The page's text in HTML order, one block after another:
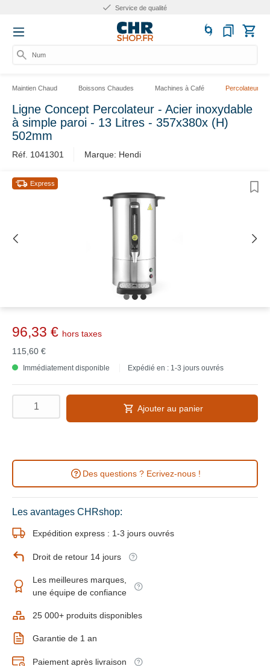
Service de qualité
Numér
Maintien Chaud Boissons Chaudes Machines à Café Percolateurs
Ligne Concept Percolateur - Acier inoxydable
à simple paroi - 13 Litres - 357x380x (H)
502mm
Réf. 1041301 Marque: Hendi
Express
96,33 € hors taxes
115,60 €
Immédiatement disponible Expédié en : 1-3 jours ouvrés
Ajouter au panier
Des questions ? Ecrivez-nous !
Les avantages CHRshop:
Expédition express : 1-3 jours ouvrés
Droit de retour 14 jours
Les meilleures marques,
une équipe de confiance
25 000+ produits disponibles
Garantie de 1 an
Paiement après livraison